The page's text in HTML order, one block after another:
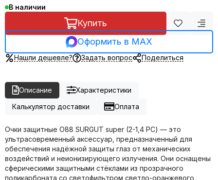
В наличии
Купить
Оформить в MAX
Нашли дешевле? Задать вопрос Поделиться
Описание
Характеристики
Калькулятор доставки
Оплата
Очки защитные О88 SURGUT super (2-1,4 РС) — это
ультрасовременный аксессуар, предназначенный для
обеспечения надёжной защиты глаз от механических
воздействий и неионизирующего излучения. Они оснащены
сферическими защитными стёклами из прозрачного
поликарбоната со светофильтром светло-оранжевого